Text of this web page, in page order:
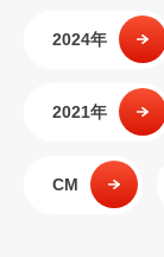
2024年
2021年
CM